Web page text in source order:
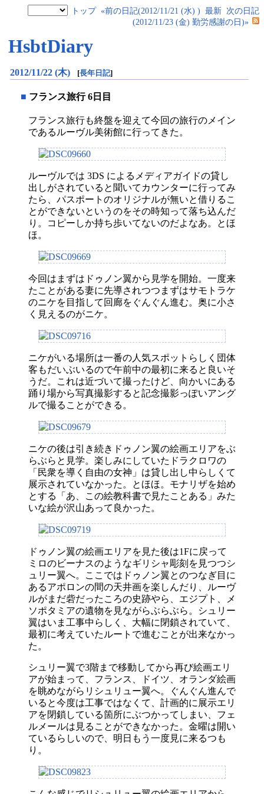
トップ «前の日記(2012/11/21 (水) ) 最新 次の日記
(2012/11/23 (金) 勤労感謝の日)»
HsbtDiary
2012/11/22 (木) [長年日記]
■ フランス旅行 6日目
フランス旅行も終盤を迎えて今回の旅行のメイン
であるルーヴル美術館に行ってきた。
ルーヴルでは 3DS によるメディアガイドの貸し
出しがされていると聞いてカウンターに行ってみ
たら、パスポートのオリジナルが無いと借りるこ
とができないというのをその時知って落ち込んだ
り。コピーしか持ち歩いてないのだよなあ。とほ
ほ。
今回はまずはドゥノン翼から見学を開始。一度来
たことがある妻に先導されつつまずはサモトラケ
のニケを目指して回廊をぐんぐん進む。奥に小さ
く見えるのがニケ。
ニケがいる場所は一番の人気スポットらしく団体
客もだいぶいるので午前中の最初に来ると良いそ
うだ。これは近づいて撮ったけど、向かいにある
踊り場から写真撮影すると記念撮影っぽいアング
ルで撮ることができる。
ニケの後は引き続きドゥノン翼の絵画エリアをぶ
らぶらと見学。楽しみにしていたドラクロワの
「民衆を導く自由の女神」は貸し出し中らしくて
展示されていなかった。とほほ。モナリザを始め
とする「あ、この絵教科書で見たことある」みた
いな絵が沢山あって良かった。
ドゥノン翼の絵画エリアを見た後は1Fに戻って
ミロのビーナスのようなギリシャ彫刻を見つつシ
ュリー翼へ。ここではドゥノン翼とのつなぎ目に
あるアポロンの間の天井画を楽しんだり、ルーヴ
ルがまだ砦だったころの史跡やら、エジプト、メ
ソポタミアの遺物を見ながらぶらぶら。シュリー
翼はいま工事中らしく、大幅に閉鎖されていて、
最初に考えていたルートで進むことが出来なかっ
た。
シュリー翼で3階まで移動してから再び絵画エリ
アが始まって、フランス、ドイツ、オランダ絵画
を眺めながらリシュリュー翼へ。ぐんぐん進んで
いると今度は工事ではなくて、計画的に展示エリ
アを閉鎖している箇所にぶつかってしまい、フェ
ルメールは見ることができなかった。金曜は開い
ているらしいので、明日もう一度見に来るつも
り。